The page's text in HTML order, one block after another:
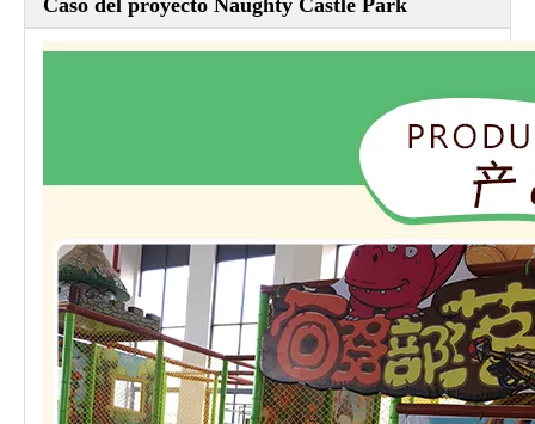
Caso del proyecto Naughty Castle Park